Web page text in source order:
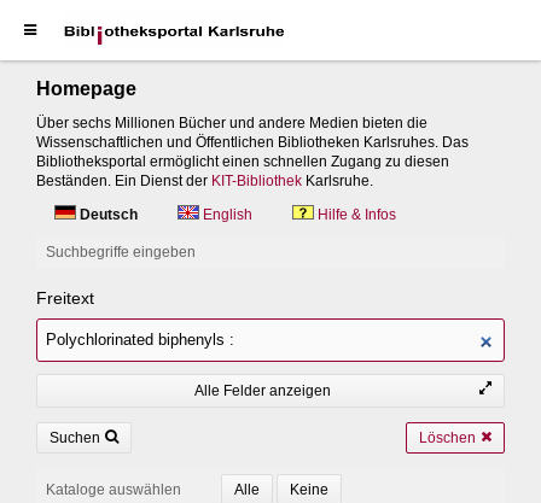
Homepage
Über sechs Millionen Bücher und andere Medien bieten die
Wissenschaftlichen und Öffentlichen Bibliotheken Karlsruhes. Das
Bibliotheksportal ermöglicht einen schnellen Zugang zu diesen
Beständen. Ein Dienst der KIT-Bibliothek Karlsruhe.
Deutsch
English Hilfe & Infos
Suchbegriffe eingeben
Freitext
Alle Felder anzeigen
Suchen Löschen
Kataloge auswählen